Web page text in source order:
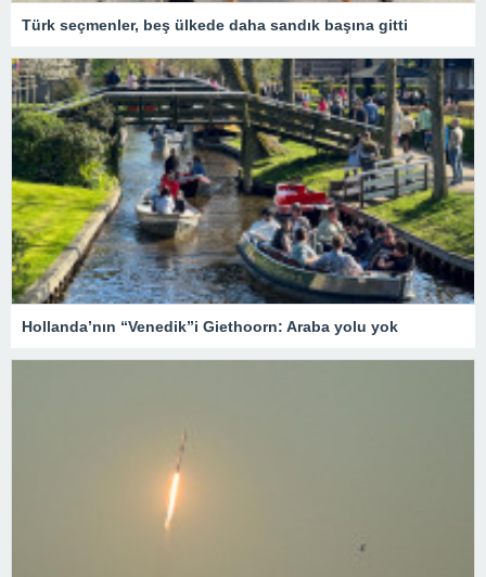
Türk seçmenler, beş ülkede daha sandık başına gitti
Hollanda’nın “Venedik”i Giethoorn: Araba yolu yok